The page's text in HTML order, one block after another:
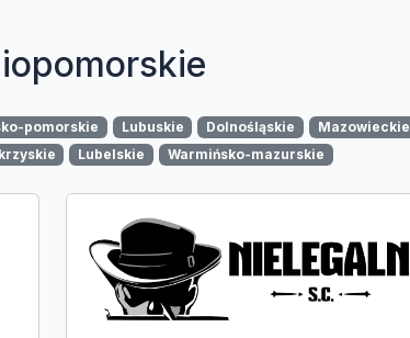
pomorskie Lubuskie Dolnośląskie Mazowieckie
Lubelskie Warmińsko-mazurskie